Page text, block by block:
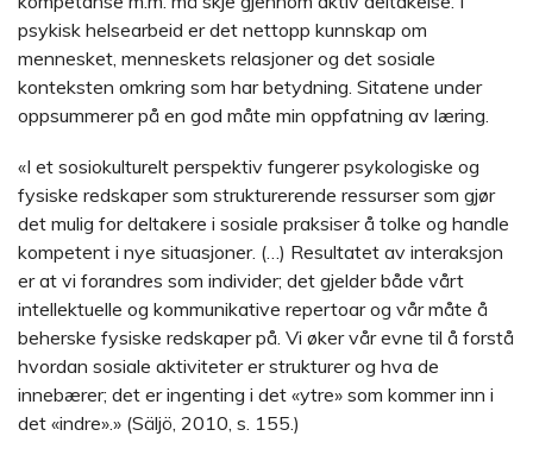
psykisk helsearbeid er det nettopp kunnskap om
mennesket, menneskets relasjoner og det sosiale
konteksten omkring som har betydning. Sitatene under
oppsummerer på en god måte min oppfatning av læring.
«I et sosiokulturelt perspektiv fungerer psykologiske og
fysiske redskaper som strukturerende ressurser som gjør
det mulig for deltakere i sosiale praksiser å tolke og handle
kompetent i nye situasjoner. (…) Resultatet av interaksjon
er at vi forandres som individer; det gjelder både vårt
intellektuelle og kommunikative repertoar og vår måte å
beherske fysiske redskaper på. Vi øker vår evne til å forstå
hvordan sosiale aktiviteter er strukturer og hva de
innebærer; det er ingenting i det «ytre» som kommer inn i
det «indre».» (Säljö, 2010, s. 155.)